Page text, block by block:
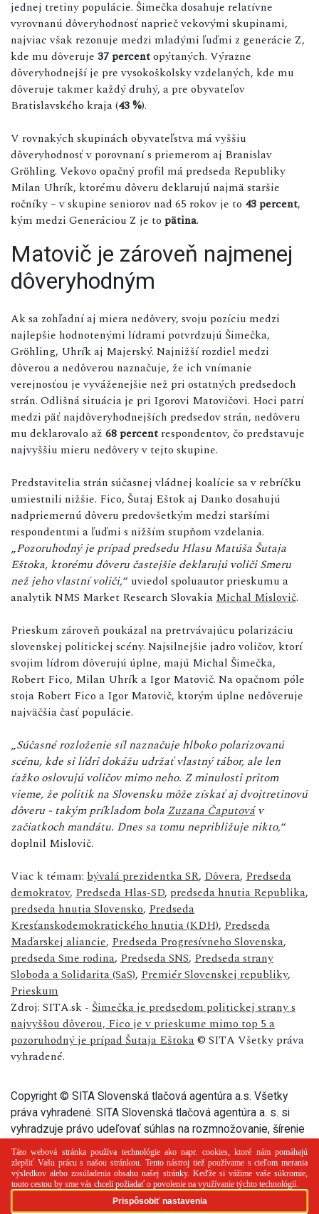
jednej tretiny populácie. Šimečka dosahuje relatívne
vyrovnanú dôveryhodnosť naprieč vekovými skupinami,
najviac však rezonuje medzi mladými ľuďmi z generácie Z,
kde mu dôveruje 37 percentopýtaných. Výrazne
dôveryhodnejší je pre vysokoškolsky vzdelaných, kde mu
dôveruje takmer každý druhý, a pre obyvateľov
Bratislavského kraja (43 %).
V rovnakých skupinách obyvateľstva má vyššiu
dôveryhodnosť v porovnaní s priemerom aj Branislav
Gröhling. Vekovo opačný profil má predseda Republiky
Milan Uhrík, ktorému dôveru deklarujú najmä staršie
ročníky – v skupine seniorov nad 65 rokov je to 43 percent,
kým medzi Generáciou Z je to pätina.
Matovič je zároveň najmenej
dôveryhodným
Ak sa zohľadní aj miera nedôvery, svoju pozíciu medzi
najlepšie hodnotenými lídrami potvrdzujú Šimečka,
Gröhling, Uhrík aj Majerský. Najnižší rozdiel medzi
dôverou a nedôverou naznačuje, že ich vnímanie
verejnosťou je vyváženejšie než pri ostatných predsedoch
strán. Odlišná situácia je pri Igorovi Matovičovi. Hoci patrí
medzi päť najdôveryhodnejších predsedov strán, nedôveru
mu deklarovalo až 68 percent respondentov, čo predstavuje
najvyššiu mieru nedôvery v tejto skupine.
Predstavitelia strán súčasnej vládnej koalície sa v rebríčku
umiestnili nižšie. Fico, Šutaj Eštok aj Danko dosahujú
nadpriemernú dôveru predovšetkým medzi staršími
respondentmi a ľuďmi s nižším stupňom vzdelania.
„Pozoruhodný je prípad predsedu Hlasu Matúša Šutaja
Eštoka, ktorému dôveru častejšie deklarujú voliči Smeru
než jeho vlastní voliči,“ uviedol spoluautor prieskumu a
analytik NMS Market Research Slovakia Michal Mislovič.
Prieskum zároveň poukázal na pretrvávajúcu polarizáciu
slovenskej politickej scény. Najsilnejšie jadro voličov, ktorí
svojim lídrom dôverujú úplne, majú Michal Šimečka,
Robert Fico, Milan Uhrík a Igor Matovič. Na opačnom póle
stoja Robert Fico a Igor Matovič, ktorým úplne nedôveruje
najväčšia časť populácie.
„Súčasné rozloženie síl naznačuje hlboko polarizovanú
scénu, kde si lídri dokážu udržať vlastný tábor, ale len
ťažko oslovujú voličov mimo neho. Z minulosti pritom
vieme, že politik na Slovensku môže získať aj dvojtretinovú
dôveru - takým príkladom bola Zuzana Čaputováv
začiatkoch mandátu. Dnes sa tomu nepribližuje nikto,“
doplnil Mislovič.
Viac k témam: bývalá prezidentka SR, Dôvera, Predseda
demokratov, Predseda Hlas-SD, predseda hnutia Republika,
predseda hnutia Slovensko, Predseda
Kresťanskodemokratického hnutia (KDH), Predseda
Maďarskej aliancie, Predseda Progresívneho Slovenska,
predseda Sme rodina, Predseda SNS, Predseda strany
Sloboda a Solidarita (SaS), Premiér Slovenskej republiky,
Prieskum
Zdroj: SITA.sk - Šimečka je predsedom politickej strany s
najvyššou dôverou, Fico je v prieskume mimo top 5 a
pozoruhodný je prípad Šutaja Eštoka© SITA Všetky práva
vyhradené.
Copyright © SITA Slovenská tlačová agentúra a.s. Všetky
práva vyhradené. SITA Slovenská tlačová agentúra a. s. si
vyhradzuje právo udeľovať súhlas na rozmnožovanie, šírenie